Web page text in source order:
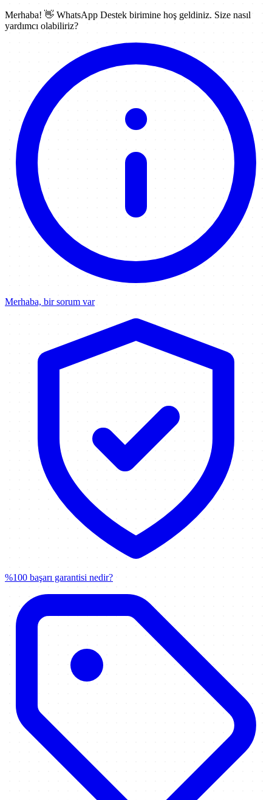
Merhaba! 👋 WhatsApp Destek birimine hoş geldiniz. Size nasıl
yardımcı olabiliriz?
Merhaba, bir sorum var
%100 başarı garantisi nedir?